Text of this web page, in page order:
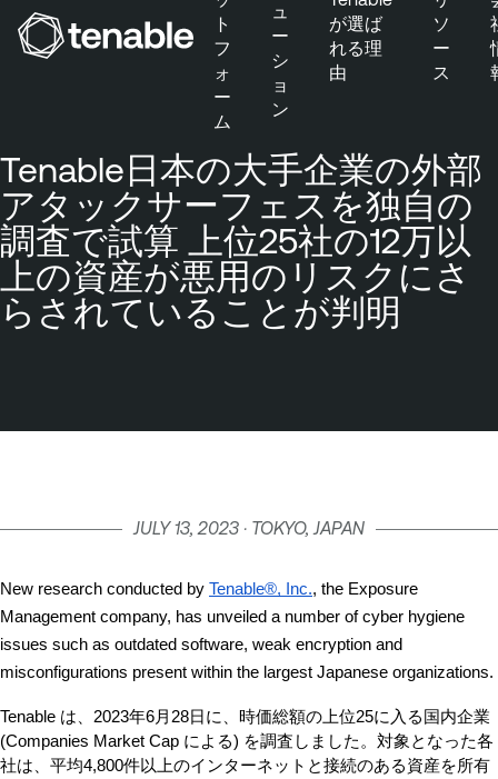
メインナビゲーションにスキップ
メインコンテンツにスキップ
フッターにスキップ
ト
フ
ォ
ー
ム
ュ
ー
シ
ョ
ン
が選ば
れる理
由
ソ
ー
ス
Tenable日本の大手企業の外部
アタックサーフェスを独自の
調査で試算 上位25社の12万以
上の資産が悪用のリスクにさ
らされていることが判明
JULY 13, 2023 · TOKYO, JAPAN
New research conducted by Tenable®, Inc., the Exposure
Management company, has unveiled a number of cyber hygiene
issues such as outdated software, weak encryption and
misconfigurations present within the largest Japanese organizations.
Tenable は、2023年6月28日に、時価総額の上位25に入る国内企業
(Companies Market Cap による) を調査しました。対象となった各
社は、平均4,800件以上のインターネットと接続のある資産を所有